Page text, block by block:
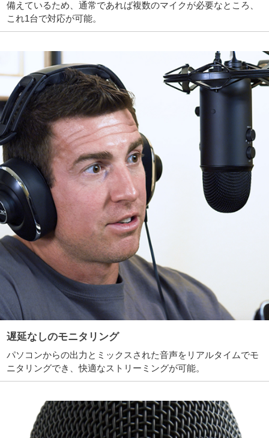
備えているため、通常であれば複数のマイクが必要なところ、
これ1台で対応が可能。
遅延なしのモニタリング
パソコンからの出力とミックスされた音声をリアルタイムでモ
ニタリングでき、快適なストリーミングが可能。